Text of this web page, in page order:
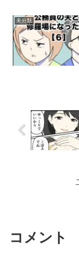
未分類
コメント